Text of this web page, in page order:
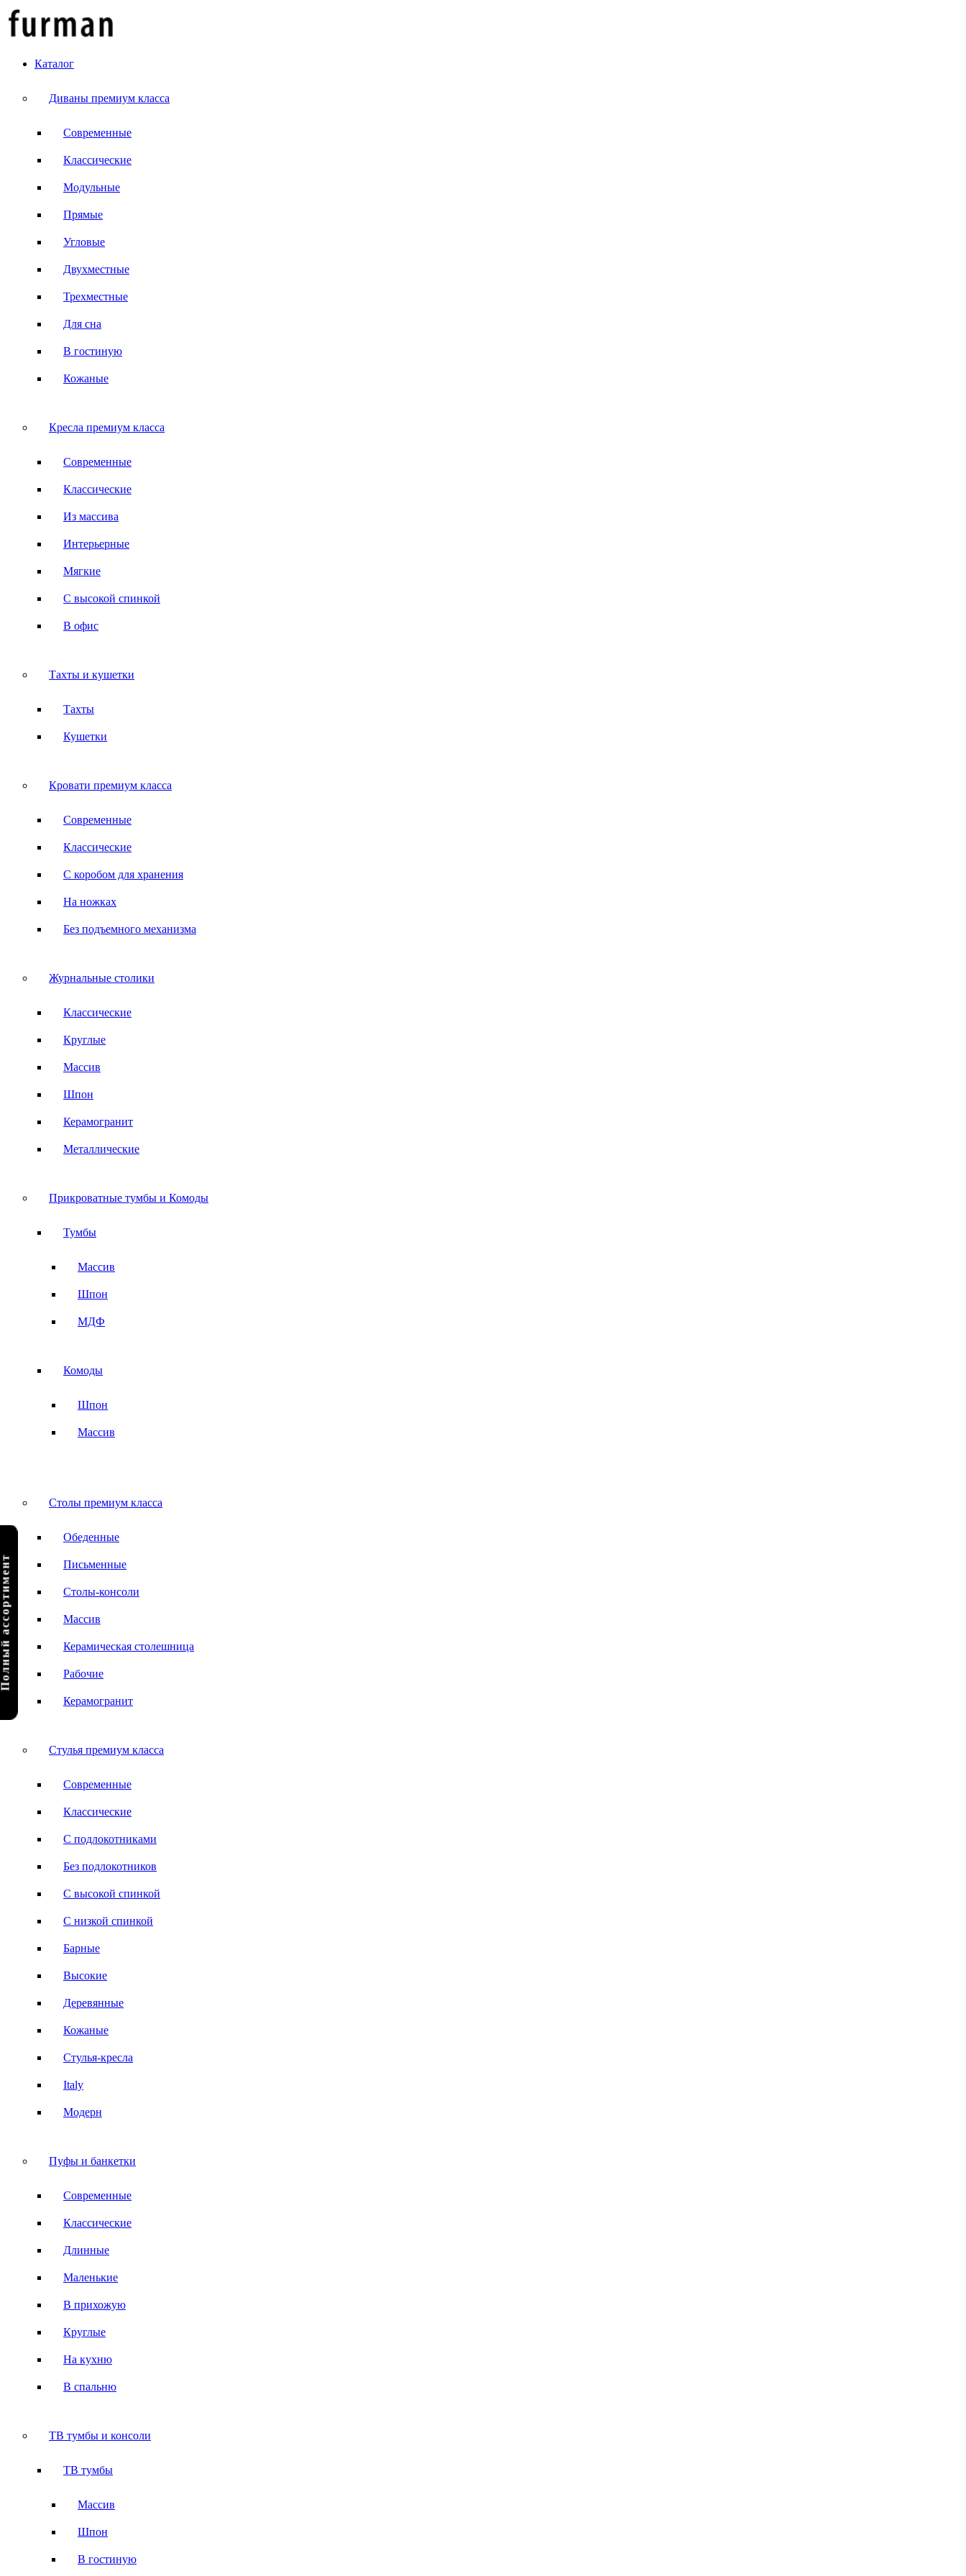
Каталог
Диваны премиум класса
Современные
Классические
Модульные
Прямые
Угловые
Двухместные
Трехместные
Для сна
В гостиную
Кожаные
Кресла премиум класса
Современные
Классические
Из массива
Интерьерные
Мягкие
С высокой спинкой
В офис
Тахты и кушетки
Тахты
Кушетки
Кровати премиум класса
Современные
Классические
С коробом для хранения
На ножках
Без подъемного механизма
Журнальные столики
Классические
Круглые
Массив
Шпон
Керамогранит
Металлические
Прикроватные тумбы и Комоды
Тумбы
Массив
Шпон
МДФ
Комоды
Шпон
Массив
Столы премиум класса
Обеденные
Письменные
Столы-консоли
Массив
Керамическая столешница
Рабочие
Керамогранит
Стулья премиум класса
Современные
Классические
С подлокотниками
Без подлокотников
С высокой спинкой
С низкой спинкой
Барные
Высокие
Деревянные
Кожаные
Стулья-кресла
Italy
Модерн
Пуфы и банкетки
Современные
Классические
Длинные
Маленькие
В прихожую
Круглые
На кухню
В спальню
ТВ тумбы и консоли
ТВ тумбы
Массив
Шпон
В гостиную